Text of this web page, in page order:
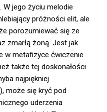
jego życiu melodie
próżności elit, ale
porozumiewać się ze
zmarłą żoną. Jest jak
w metafizyce ćwiczenie
także tej doskonałości
najpiękniej
może się kryć pod
uderzenia